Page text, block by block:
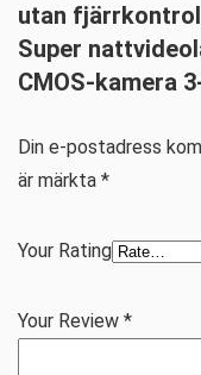
utan
Super
CMOS-kamera
Din e-postadress
är märkta *
Your Rating
Your Review *